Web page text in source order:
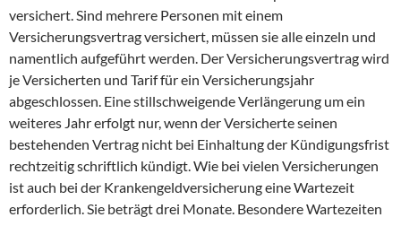
versichert. Sind mehrere Personen mit einem
Versicherungsvertrag versichert, müssen sie alle einzeln und
namentlich aufgeführt werden. Der Versicherungsvertrag wird
je Versicherten und Tarif für ein Versicherungsjahr
abgeschlossen. Eine stillschweigende Verlängerung um ein
weiteres Jahr erfolgt nur, wenn der Versicherte seinen
bestehenden Vertrag nicht bei Einhaltung der Kündigungsfrist
rechtzeitig schriftlich kündigt. Wie bei vielen Versicherungen
ist auch bei der Krankengeldversicherung eine Wartezeit
erforderlich. Sie beträgt drei Monate. Besondere Wartezeiten